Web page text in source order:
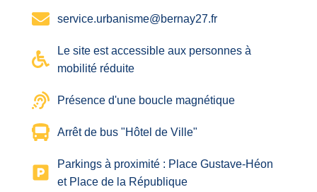
service.urbanisme@bernay27.fr
Le site est accessible aux personnes à
mobilité réduite
Présence d'une boucle magnétique
Arrêt de bus "Hôtel de Ville"
Parkings à proximité : Place Gustave-Héon
et Place de la République